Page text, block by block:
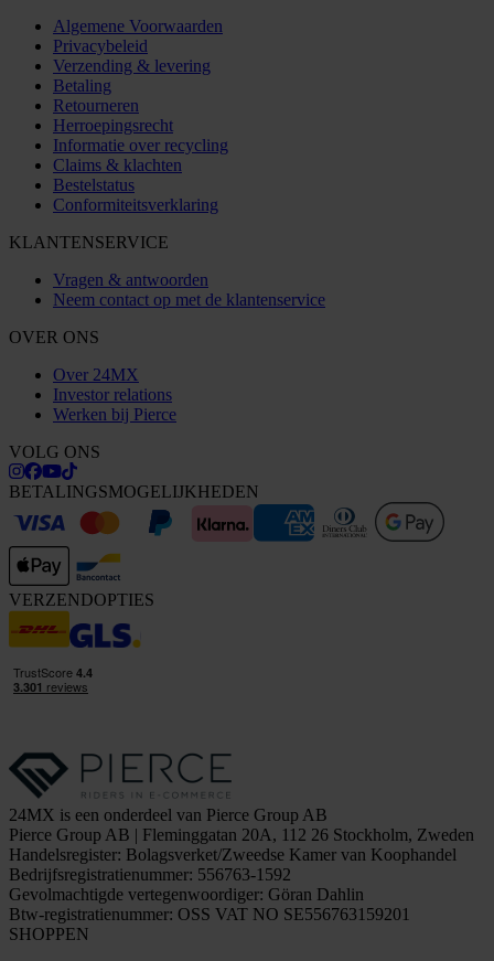
Algemene Voorwaarden
Privacybeleid
Verzending & levering
Betaling
Retourneren
Herroepingsrecht
Informatie over recycling
Claims & klachten
Bestelstatus
Conformiteitsverklaring
KLANTENSERVICE
Vragen & antwoorden
Neem contact op met de klantenservice
OVER ONS
Over 24MX
Investor relations
Werken bij Pierce
VOLG ONS
BETALINGSMOGELIJKHEDEN
VERZENDOPTIES
24MX is een onderdeel van Pierce Group AB
Pierce Group AB | Fleminggatan 20A, 112 26 Stockholm, Zweden
Handelsregister: Bolagsverket/Zweedse Kamer van Koophandel
Bedrijfsregistratienummer: 556763-1592
Gevolmachtigde vertegenwoordiger: Göran Dahlin
Btw-registratienummer: OSS VAT NO SE556763159201
SHOPPEN